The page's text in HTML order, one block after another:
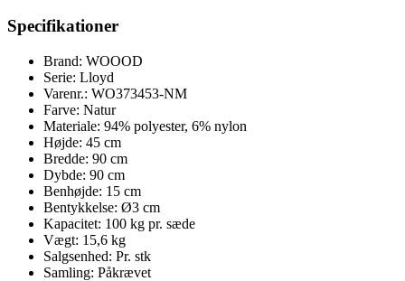
Specifikationer
Brand: WOOOD
Serie: Lloyd
Varenr.: WO373453-NM
Farve: Natur
Materiale: 94% polyester, 6% nylon
Højde: 45 cm
Bredde: 90 cm
Dybde: 90 cm
Benhøjde: 15 cm
Bentykkelse: Ø3 cm
Kapacitet: 100 kg pr. sæde
Vægt: 15,6 kg
Salgsenhed: Pr. stk
Samling: Påkrævet